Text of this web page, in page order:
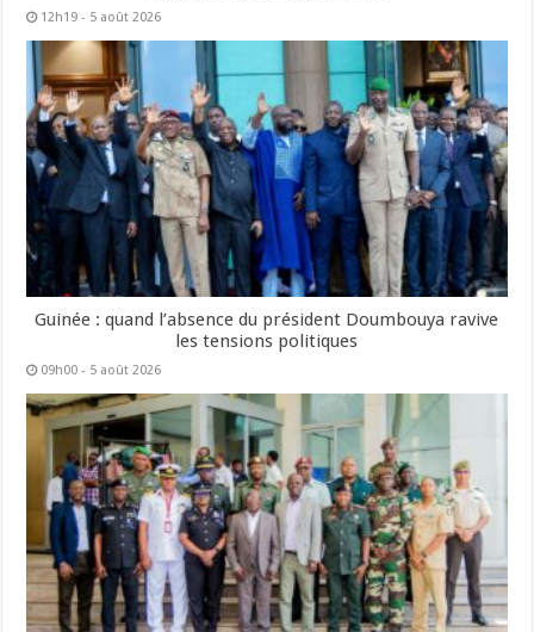
12h19 - 5 août 2026
Guinée : quand l’absence du président Doumbouya ravive
les tensions politiques
09h00 - 5 août 2026